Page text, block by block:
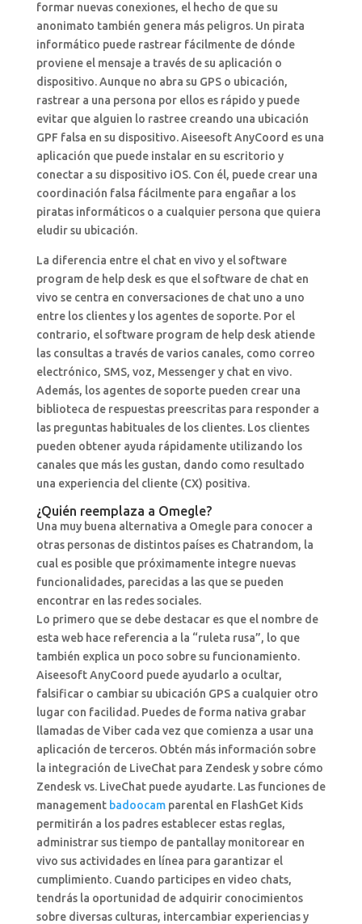
formar nuevas conexiones, el hecho de que su
anonimato también genera más peligros. Un pirata
informático puede rastrear fácilmente de dónde
proviene el mensaje a través de su aplicación o
dispositivo. Aunque no abra su GPS o ubicación,
rastrear a una persona por ellos es rápido y puede
evitar que alguien lo rastree creando una ubicación
GPF falsa en su dispositivo. Aiseesoft AnyCoord es una
aplicación que puede instalar en su escritorio y
conectar a su dispositivo iOS. Con él, puede crear una
coordinación falsa fácilmente para engañar a los
piratas informáticos o a cualquier persona que quiera
eludir su ubicación.
La diferencia entre el chat en vivo y el software
program de help desk es que el software de chat en
vivo se centra en conversaciones de chat uno a uno
entre los clientes y los agentes de soporte. Por el
contrario, el software program de help desk atiende
las consultas a través de varios canales, como correo
electrónico, SMS, voz, Messenger y chat en vivo.
Además, los agentes de soporte pueden crear una
biblioteca de respuestas preescritas para responder a
las preguntas habituales de los clientes. Los clientes
pueden obtener ayuda rápidamente utilizando los
canales que más les gustan, dando como resultado
una experiencia del cliente (CX) positiva.
¿Quién reemplaza a Omegle?
Una muy buena alternativa a Omegle para conocer a
otras personas de distintos países es Chatrandom, la
cual es posible que próximamente integre nuevas
funcionalidades, parecidas a las que se pueden
encontrar en las redes sociales.
Lo primero que se debe destacar es que el nombre de
esta web hace referencia a la “ruleta rusa”, lo que
también explica un poco sobre su funcionamiento.
Aiseesoft AnyCoord puede ayudarlo a ocultar,
falsificar o cambiar su ubicación GPS a cualquier otro
lugar con facilidad. Puedes de forma nativa grabar
llamadas de Viber cada vez que comienza a usar una
aplicación de terceros. Obtén más información sobre
la integración de LiveChat para Zendesk y sobre cómo
Zendesk vs. LiveChat puede ayudarte. Las funciones de
management badoocamparental en FlashGet Kids
permitirán a los padres establecer estas reglas,
administrar sus tiempo de pantallay monitorear en
vivo sus actividades en línea para garantizar el
cumplimiento. Cuando participes en video chats,
tendrás la oportunidad de adquirir conocimientos
sobre diversas culturas, intercambiar experiencias y